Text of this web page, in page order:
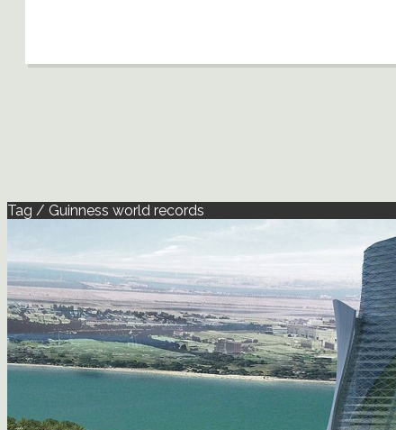
Tag / Guinness world records